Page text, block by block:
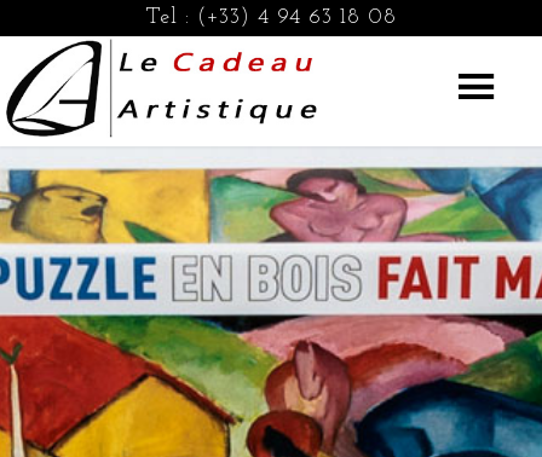
Tel : (+33) 4 94 63 18 08